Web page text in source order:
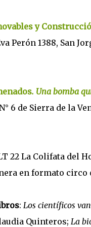
y
Perón 1388, San
. Una bomba
6 de Sierra de la
22 La Colifata del
en formato circo
: Los científicos
Quinteros; La